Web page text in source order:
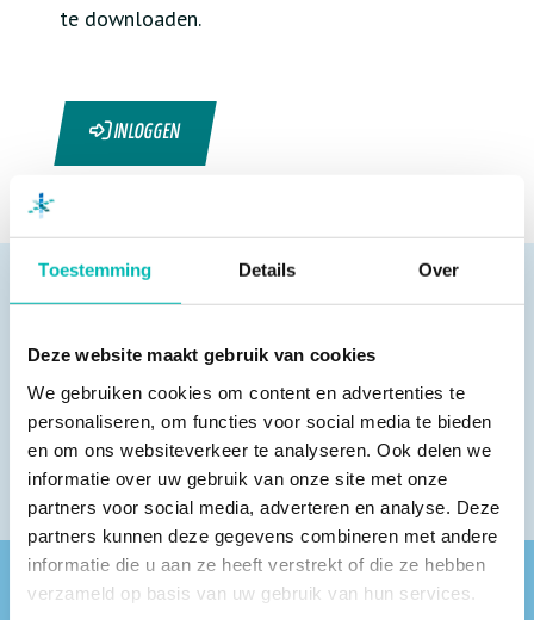
Toestemming Details Over
Deze website maakt gebruik van cookies
We gebruiken cookies om content en advertenties te
personaliseren, om functies voor social media te bieden
en om ons websiteverkeer te analyseren. Ook delen we
informatie over uw gebruik van onze site met onze
partners voor social media, adverteren en analyse. Deze
partners kunnen deze gegevens combineren met andere
informatie die u aan ze heeft verstrekt of die ze hebben
verzameld op basis van uw gebruik van hun services.
te downloaden.
INLOGGEN
Pagina delen
Vind een VLR-vakbedrijf bij jou in de buurt